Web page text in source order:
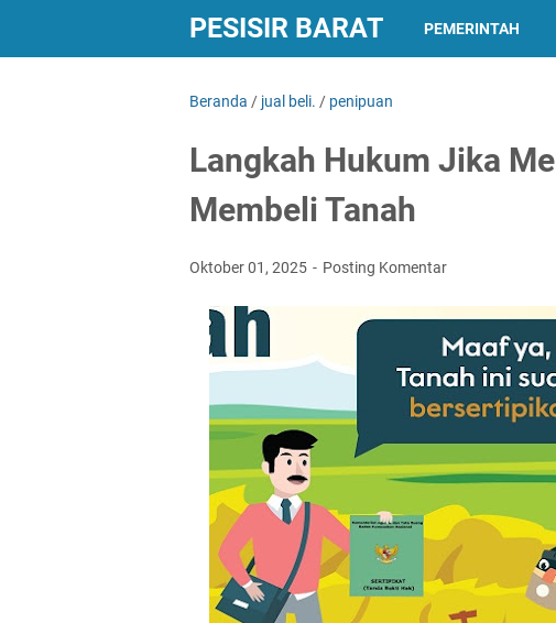
PESISIR BARAT PEMERINTAH
Beranda / jual beli. / penipuan
Langkah Hukum Jika
Membeli Tanah
Oktober 01, 2025 Posting Komentar